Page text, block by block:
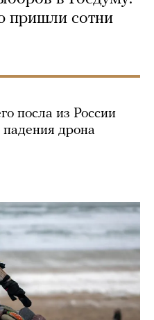
пришли сотни
посла из России
падения дрона